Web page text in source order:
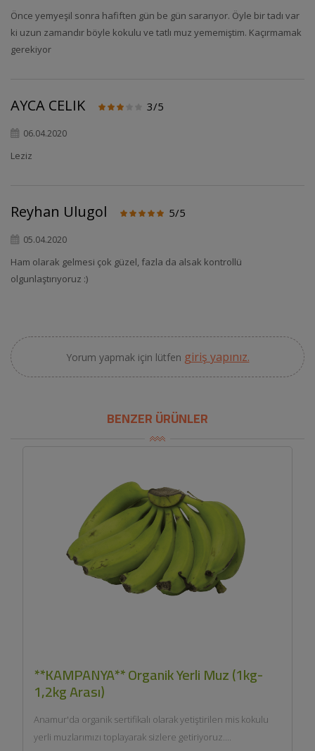
Önce yemyeşil sonra hafiften gün be gün sararıyor. Öyle bir tadı var
ki uzun zamandır böyle kokulu ve tatlı muz yememiştim. Kaçırmamak
gerekiyor
AYCA CELIK 3/5
06.04.2020
Leziz
Reyhan Ulugol 5/5
05.04.2020
Ham olarak gelmesi çok güzel, fazla da alsak kontrollü
olgunlaştırıyoruz :)
Yorum yapmak için lütfen giriş yapınız.
BENZER ÜRÜNLER
**KAMPANYA** Organik Yerli Muz (1kg-
1,2kg Arası)
Anamur'da organik sertifikalı olarak yetiştirilen mis kokulu
yerli muzlarımızı toplayarak sizlere getiriyoruz....